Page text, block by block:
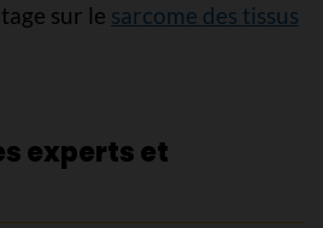
sur le sarcome des tissus
experts et